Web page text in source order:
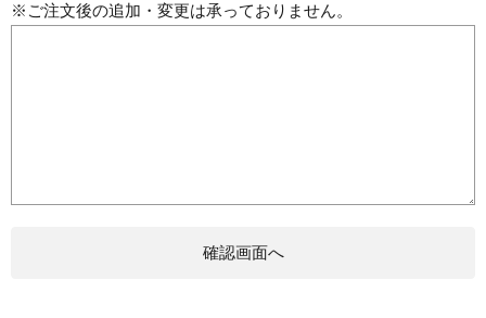
※ご注文後の追加・変更は承っておりません。